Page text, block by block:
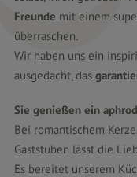
Umgebung
Freunde mit einem
überraschen.
Wir haben uns ein
ausgedacht, das
Sie genießen ein
Bei romantischem
Gaststuben lässt die
Es bereitet unserem